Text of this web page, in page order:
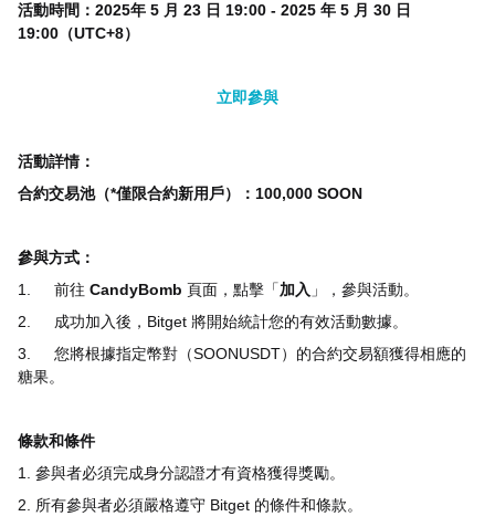
活動時間： 2025年 5 月 23 日 19:00 - 2025 年 5 月 30 日
19:00（UTC+8）
立即參與
活動詳情：
合約交易池（*僅限合約新用戶）：100,000 SOON
參與方式：
1.
前往 CandyBomb 頁面，點擊「加入 」，參與活動。
2.
成功加入後， Bitget 將開始統計您的有效活動數據。
3.
您將根據指定幣對（SOONUSDT）的合約交易額獲得相應的
糖果。
條款和條件
1. 參與者必須完成身分認證才有資格獲得獎勵。
2. 所有參與者必須嚴格遵守 Bitget 的條件和條款。